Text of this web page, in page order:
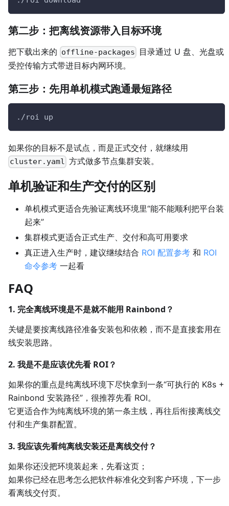
第二步：把离线资源带入目标环境
把下载出来的 offline-packages
目录通过 U 盘、光盘或
受控传输方式带进目标内网环境。
第三步：先用单机模式跑通最短路径
./roi up
如果你的目标不是试点，而是正式交付，就继续用
cluster.yaml 方式做多节点集群安装。
单机验证和生产交付的区别
单机模式更适合先验证离线环境里“能不能顺利把平台装
起来”
集群模式更适合正式生产、交付和高可用要求
真正进入生产时，建议继续结合 ROI 配置参考 和 ROI
命令参考 一起看
FAQ
1. 完全离线环境是不是就不能用 Rainbond？
关键是要按离线路径准备安装包和依赖，而不是直接套用在
线安装思路。
2. 我是不是应该优先看 ROI？
如果你的重点是纯离线环境下尽快拿到一条“可执行的 K8s +
Rainbond 安装路径”，很推荐先看 ROI。
它更适合作为纯离线环境的第一条主线，再往后衔接离线交
付和生产集群配置。
3. 我应该先看纯离线安装还是离线交付？
如果你还没把环境装起来，先看这页；
如果你已经在思考怎么把软件标准化交到客户环境，下一步
看离线交付页。